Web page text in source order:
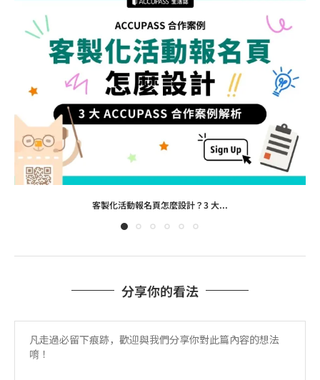
客製化活動報名頁怎麼設計？3 大...
分享你的看法